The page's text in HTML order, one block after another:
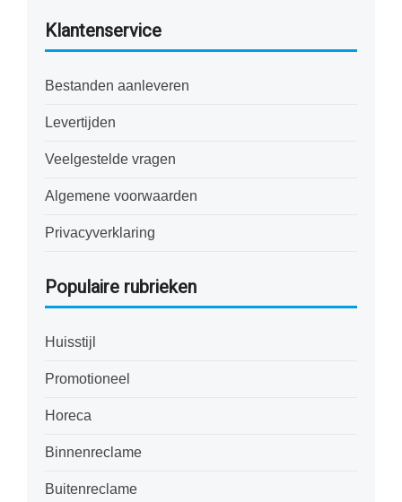
Klantenservice
Bestanden aanleveren
Levertijden
Veelgestelde vragen
Algemene voorwaarden
Privacyverklaring
Populaire rubrieken
Huisstijl
Promotioneel
Horeca
Binnenreclame
Buitenreclame